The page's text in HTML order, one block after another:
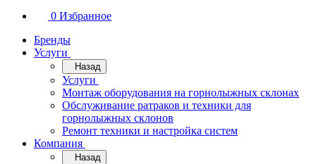
0 Избранное
Бренды
Услуги
Назад
Услуги
Монтаж оборудования на горнолыжных склонах
Обслуживание ратраков и техники для
горнолыжных склонов
Ремонт техники и настройка систем
Компания
Назад